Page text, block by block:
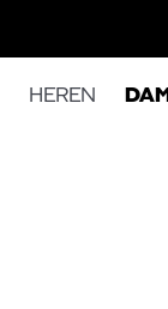
HEREN